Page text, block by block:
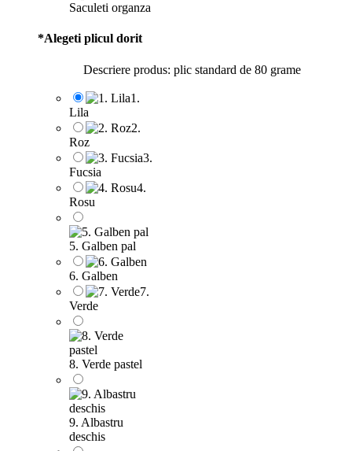
Saculeti organza
*Alegeti plicul dorit
Descriere produs: plic standard de 80 grame
1.
Lila
2.
Roz
3.
Fucsia
4.
Rosu
5. Galben pal
6. Galben
7.
Verde
8. Verde pastel
9. Albastru
deschis